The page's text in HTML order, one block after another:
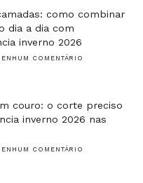
como combinar
dia a dia com
inverno 2026
COMENTÁRIO
couro: o corte preciso
inverno 2026 nas
COMENTÁRIO